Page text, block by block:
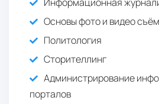
Основы фото и видео
Политология
Сторителлинг
Администрирование
порталов